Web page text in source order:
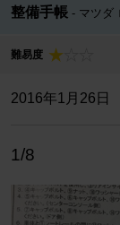
整備手帳 マツダ
難易度
2016年1月26日
1/8